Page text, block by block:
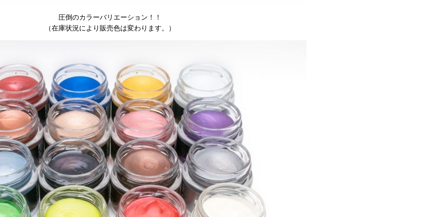
圧倒のカラーバリエーション！！
（在庫状況により販売色は変わります。）